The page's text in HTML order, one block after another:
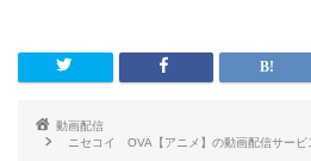
全話視
動画配信
ニセコイ OVA【アニメ】の動画配信サービ